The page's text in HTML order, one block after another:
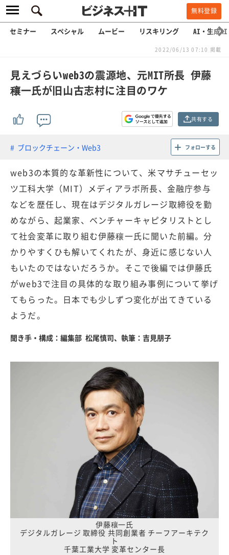
無料登録
セミナー スペシャル ムービー リスキリング AI・生成AI
2022/06/13 07:10 掲載
見えづらいweb3の震源地、元MIT所長 伊藤
穰一氏が旧山古志村に注目のワケ
共有する
ブロックチェーン・Web3 フォローする
web3の本質的な革新性について、米マサチューセッ
ツ工科大学（MIT）メディアラボ所長、金融庁参与
などを歴任し、現在はデジタルガレージ取締役を勤
めながら、起業家、ベンチャーキャピタリストとし
て社会変革に取り組む伊藤穰一氏に聞いた前編。分
かりやすくひも解いてくれたが、身近に感じない人
もいたのではないだろうか。そこで後編では伊藤氏
がweb3で注目の具体的な取り組み事例について挙げ
てもらった。日本でも少しずつ変化が出てきている
ようだ。
聞き手・構成：編集部 松尾慎司、執筆：吉見朋子
伊藤穰一氏
デジタルガレージ 取締役 共同創業者 チーフアーキテク
ト
千葉工業大学 変革センター長